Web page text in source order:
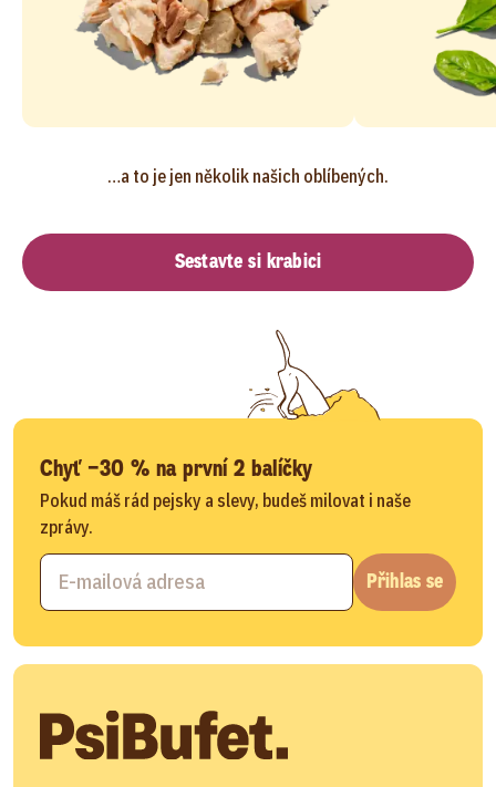
…a to je jen několik našich oblíbených.
Sestavte si krabici
Chyť −30 % na první 2 balíčky
Pokud máš rád pejsky a slevy, budeš milovat i naše
zprávy.
Přihlas se